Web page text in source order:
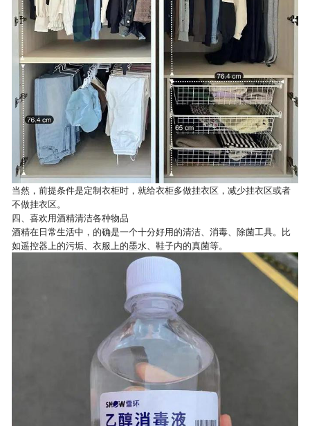
当然，前提条件是定制衣柜时，就给衣柜多做挂衣区，减少挂衣区或者
不做挂衣区。
四、喜欢用酒精清洁各种物品
酒精在日常生活中，的确是一个十分好用的清洁、消毒、除菌工具。比
如遥控器上的污垢、衣服上的墨水、鞋子内的真菌等。